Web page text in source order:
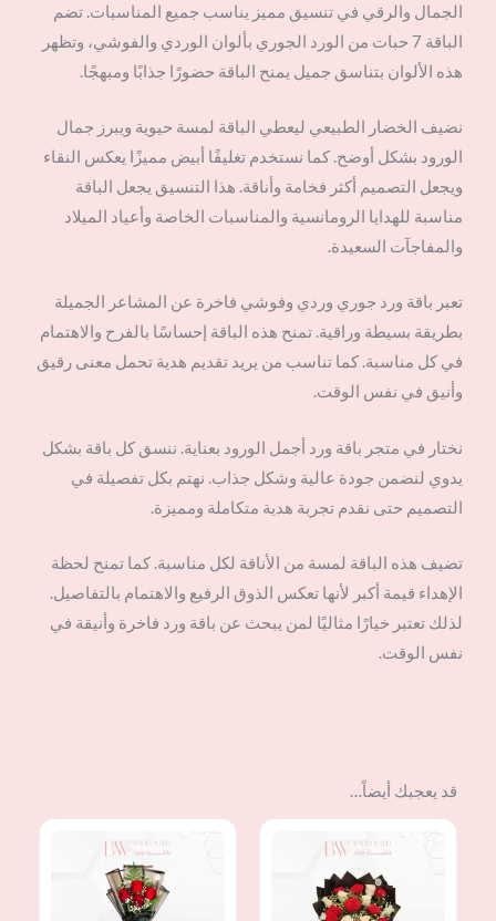
الجمال والرقي في تنسيق مميز يناسب جميع المناسبات. تضم
الباقة 7 حبات من الورد الجوري بألوان الوردي والفوشي، وتظهر
هذه الألوان بتناسق جميل يمنح الباقة حضورًا جذابًا ومبهجًا.
نضيف الخضار الطبيعي ليعطي الباقة لمسة حيوية ويبرز جمال
الورود بشكل أوضح. كما نستخدم تغليفًا أبيض مميزًا يعكس النقاء
ويجعل التصميم أكثر فخامة وأناقة. هذا التنسيق يجعل الباقة
مناسبة للهدايا الرومانسية والمناسبات الخاصة وأعياد الميلاد
والمفاجآت السعيدة.
تعبر باقة ورد جوري وردي وفوشي فاخرة عن المشاعر الجميلة
بطريقة بسيطة وراقية. تمنح هذه الباقة إحساسًا بالفرح والاهتمام
في كل مناسبة. كما تناسب من يريد تقديم هدية تحمل معنى رقيق
وأنيق في نفس الوقت.
نختار في متجر باقة ورد أجمل الورود بعناية. ننسق كل باقة بشكل
يدوي لنضمن جودة عالية وشكل جذاب. نهتم بكل تفصيلة في
التصميم حتى نقدم تجربة هدية متكاملة ومميزة.
تضيف هذه الباقة لمسة من الأناقة لكل مناسبة. كما تمنح لحظة
الإهداء قيمة أكبر لأنها تعكس الذوق الرفيع والاهتمام بالتفاصيل.
لذلك تعتبر خيارًا مثاليًا لمن يبحث عن باقة ورد فاخرة وأنيقة في
نفس الوقت.
قد يعجبك أيضاً…